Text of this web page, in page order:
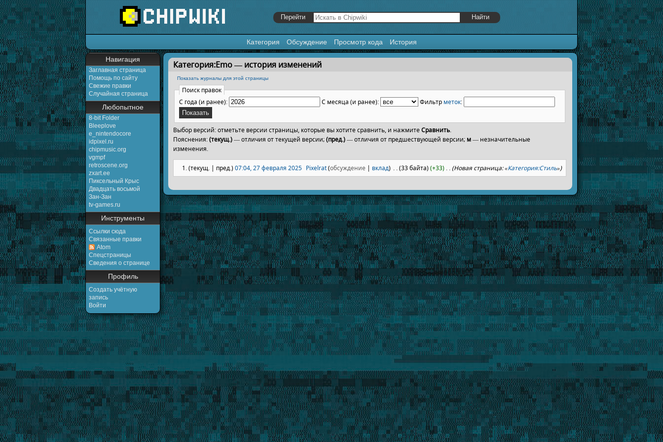
Категория Обсуждение Просмотр кода История
Навигация
Заглавная страница
Помощь по сайту
Свежие правки
Случайная страница
Любопытное
8-bit Folder
Bleeplove
e_nintendocore
idpixel.ru
chipmusic.org
vgmpf
retroscene.org
zxart.ee
Пиксельный Крыс
Двадцать восьмой
Зан-Зан
tv-games.ru
Инструменты
Ссылки сюда
Связанные правки
Atom
Спецстраницы
Сведения о странице
Профиль
Создать учётную
запись
Войти
Перейти к:навигация,поиск
Категория:Emo — история изменений
Показать журналы для этой страницы
Поиск правок
С года (и ранее):
С месяца (и ранее): Фильтр меток:
Выбор версий: отметьте версии страницы, которые вы хотите сравнить, и нажмитеСравнить.
Пояснения:(текущ.)— отличия от текущей версии;(пред.)— отличия от предшествующей версии; м— незначительные
изменения.
(текущ. | пред.)07:04, 27 февраля 2025 Pixelrat(обсуждение| вклад) . .(33 байта)(+33) . . (Новая страница: «Категория:Стиль»)